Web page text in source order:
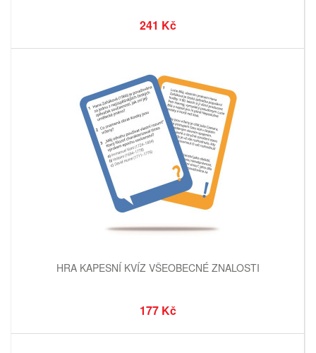
241 Kč
HRA KAPESNÍ KVÍZ VŠEOBECNÉ ZNALOSTI
177 Kč